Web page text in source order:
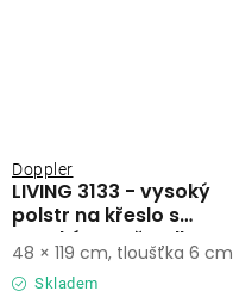
LIVING 3133 - vysoký
polstr na křeslo s
vysokým opěradlem
Doppler
Skladem
48 × 119 cm, tloušťka 6 cm